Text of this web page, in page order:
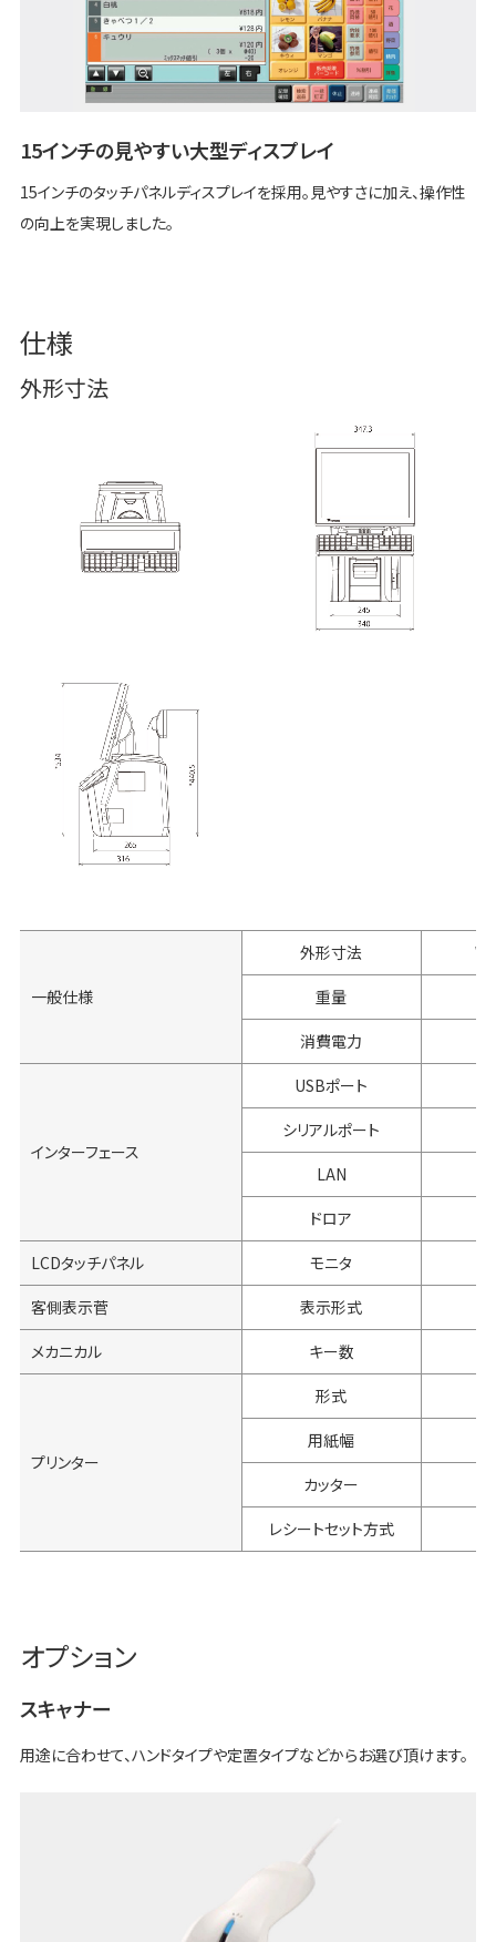
15インチの見やすい大型ディスプレイ
15インチのタッチパネルディスプレイを採用。見やすさに加え、操作性
の向上を実現しました。
仕様
外形寸法
一般仕様
外形寸法
重量
消費電力
インターフェース
USBポート
シリアルポート
LAN
ドロア
LCDタッチパネル
モニタ
客側表示菅
表示形式
メカニカル
キー数
プリンター
形式
用紙幅
カッター
レシートセット方式
オプション
スキャナー
用途に合わせて、ハンドタイプや定置タイプなどからお選び頂けます。